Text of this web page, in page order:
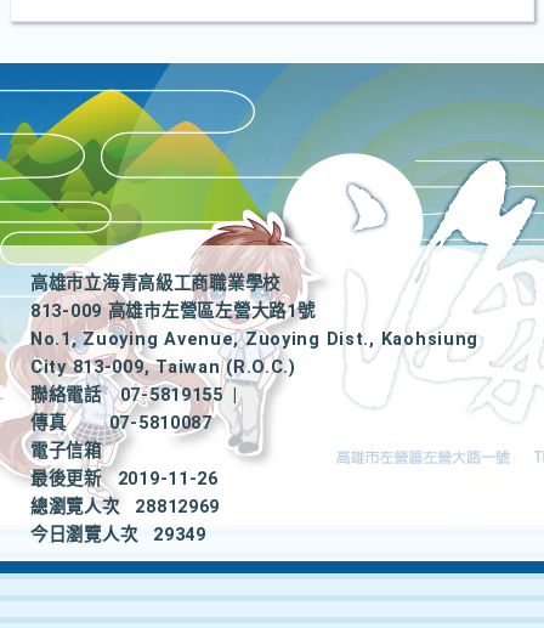
高雄市立海青高級工商職業學校
813-009 高雄市左營區左營大路1號
No.1, Zuoying Avenue, Zuoying Dist., Kaohsiung
City 813-009, Taiwan (R.O.C.)
聯絡電話
07-5819155
|
傳真
07-5810087
電子信箱
最後更新
2019-11-26
總瀏覽人次
28812969
今日瀏覽人次
29349